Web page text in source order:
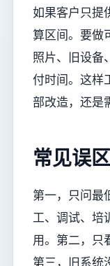
如果客户只提
算区间。要做
照片、旧设备
付时间。这样
部改造，还是
常见误区
第一，只问最
工、调试、培
用。第二，只
第三，旧系统